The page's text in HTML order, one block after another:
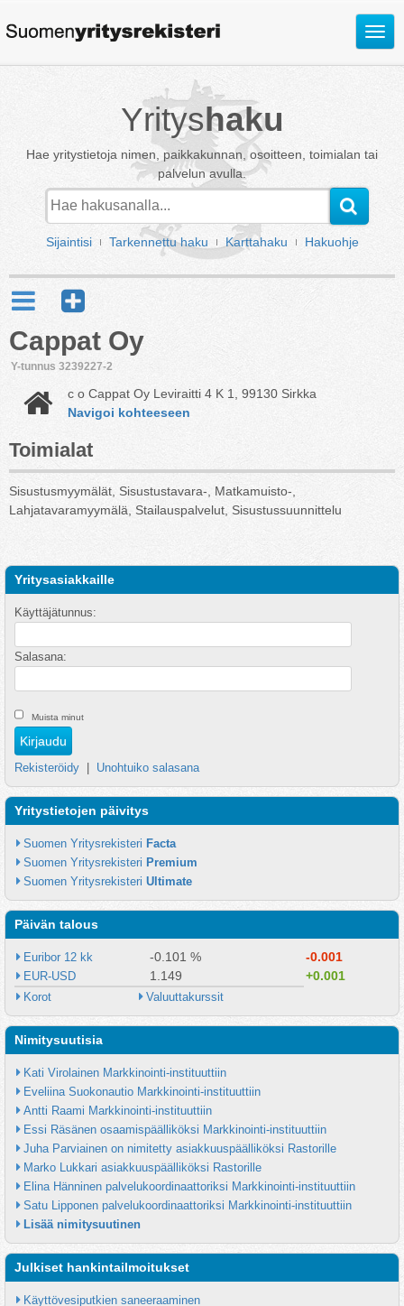
Avaa
Yrityshaku
Hae yritystietoja nimen, paikkakunnan, osoitteen, toimialan tai
palvelun avulla.
Sijaintisi Tarkennettu haku Karttahaku Hakuohje
Cappat Oy
Y-tunnus 3239227-2
c o Cappat Oy Leviraitti 4 K 1, 99130 Sirkka
Navigoi kohteeseen
Toimialat
Sisustusmyymälät, Sisustustavara-, Matkamuisto-,
Lahjatavaramyymälä, Stailauspalvelut, Sisustussuunnittelu
Yritysasiakkaille
Käyttäjätunnus:
Salasana:
Muista minut
Rekisteröidy Unohtuiko salasana
Yritystietojen päivitys
Suomen Yritysrekisteri Facta
Suomen Yritysrekisteri Premium
Suomen Yritysrekisteri Ultimate
Päivän talous
Euribor 12 kk -0.101 % -0.001
EUR-USD 1.149 +0.001
Korot Valuuttakurssit
Nimitysuutisia
Kati Virolainen Markkinointi-instituuttiin
Eveliina Suokonautio Markkinointi-instituuttiin
Antti Raami Markkinointi-instituuttiin
Essi Räsänen osaamispäälliköksi Markkinointi-instituuttiin
Juha Parviainen on nimitetty asiakkuuspäälliköksi Rastorille
Marko Lukkari asiakkuuspäälliköksi Rastorille
Elina Hänninen palvelukoordinaattoriksi Markkinointi-instituuttiin
Satu Lipponen palvelukoordinaattoriksi Markkinointi-instituuttiin
Lisää nimitysuutinen
Julkiset hankintailmoitukset
Käyttövesiputkien saneeraaminen